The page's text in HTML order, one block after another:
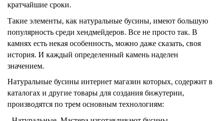
кратчайшие сроки.
Такие элементы, как натуральные бусины, имеют большую
популярность среди хендмейдеров. Все не просто так. В
камнях есть некая особенность, можно даже сказать, своя
история. И каждый определенный камень наделен
значением.
Натуральные бусины интернет магазин которых, содержит в
каталогах и другие товары для создания бижутерии,
производятся по трем основным технологиям: